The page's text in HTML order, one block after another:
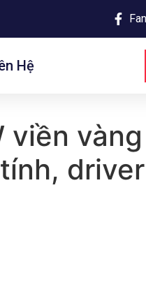
Hệ
viền vàng
driver